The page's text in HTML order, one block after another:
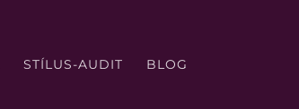
STÍLUS-AUDIT BLOG